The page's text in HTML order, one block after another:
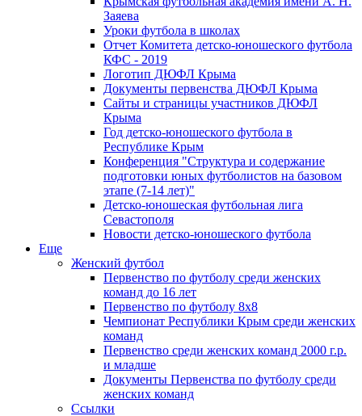
Заяева
Уроки футбола в школах
Отчет Комитета детско-юношеского футбола
КФС - 2019
Логотип ДЮФЛ Крыма
Документы первенства ДЮФЛ Крыма
Сайты и страницы участников ДЮФЛ
Крыма
Год детско-юношеского футбола в
Республике Крым
Конференция "Структура и содержание
подготовки юных футболистов на базовом
этапе (7-14 лет)"
Детско-юношеская футбольная лига
Севастополя
Новости детско-юношеского футбола
Еще
Женский футбол
Первенство по футболу среди женских
команд до 16 лет
Первенство по футболу 8х8
Чемпионат Республики Крым среди женских
команд
Первенство среди женских команд 2000 г.р.
и младше
Документы Первенства по футболу среди
женских команд
Ссылки